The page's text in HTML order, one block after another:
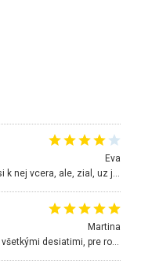
Eva
Hojdacka v Krpelanoch uz nie je, vysli sme si k nej vcera, ale, zial, uz je znicena. Ak sem planujete cestu len kvoli hojdacke, mozete si ju usetrit. Krasny vyhlad je tu vsak aj bez hojdacky :-)
Martina
Nádherné miesto ktoré odporúčam navštíviť všetkými desiatimi, pre rodiny s deťmi, dôchodcom... Proste a jednoducho ozaj rozprávkový les.. určite ešte prídeme. Odniesli sme si na pamiatku krásne tričká,